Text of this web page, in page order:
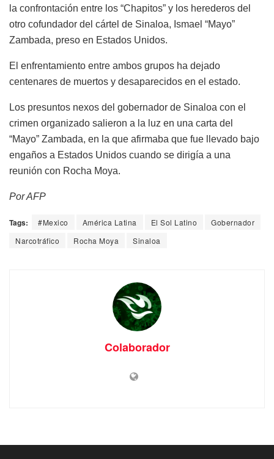
la confrontación entre los “Chapitos” y los herederos del
otro cofundador del cártel de Sinaloa, Ismael “Mayo”
Zambada, preso en Estados Unidos.
El enfrentamiento entre ambos grupos ha dejado
centenares de muertos y desaparecidos en el estado.
Los presuntos nexos del gobernador de Sinaloa con el
crimen organizado salieron a la luz en una carta del
“Mayo” Zambada, en la que afirmaba que fue llevado bajo
engaños a Estados Unidos cuando se dirigía a una
reunión con Rocha Moya.
Por AFP
Tags: #Mexico América Latina El Sol Latino
Gobernador
Narcotráfico
Rocha Moya Sinaloa
Colaborador